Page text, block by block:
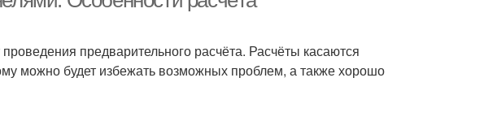
предварительного расчёта. Расчёты касаются
можно будет избежать возможных проблем, а также хорошо